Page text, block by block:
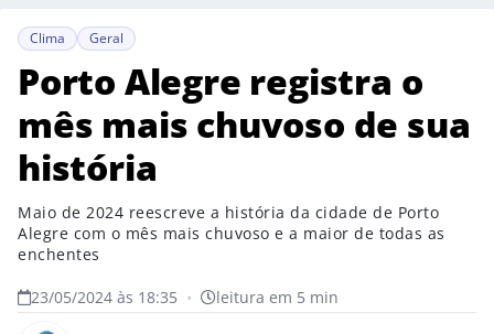
Clima Geral
Porto Alegre registra o
mês mais chuvoso de sua
história
Maio de 2024 reescreve a história da cidade de Porto
Alegre com o mês mais chuvoso e a maior de todas as
enchentes
23/05/2024 às 18:35 • leitura em 5 min